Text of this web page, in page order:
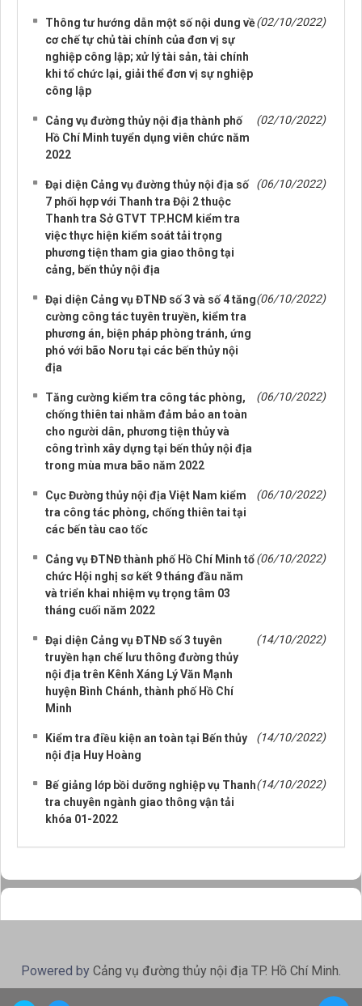
Thông tư hướng dẫn một số nội dung về
cơ chế tự chủ tài chính của đơn vị sự
nghiệp công lập; xử lý tài sản, tài chính
khi tổ chức lại, giải thể đơn vị sự nghiệp
công lập
(02/10/2022)
Cảng vụ đường thủy nội địa thành phố
Hồ Chí Minh tuyển dụng viên chức năm
2022
(02/10/2022)
Đại diện Cảng vụ đường thủy nội địa số
7 phối hợp với Thanh tra Đội 2 thuộc
Thanh tra Sở GTVT TP.HCM kiểm tra
việc thực hiện kiểm soát tải trọng
phương tiện tham gia giao thông tại
cảng, bến thủy nội địa
(06/10/2022)
Đại diện Cảng vụ ĐTNĐ số 3 và số 4 tăng
cường công tác tuyên truyền, kiểm tra
phương án, biện pháp phòng tránh, ứng
phó với bão Noru tại các bến thủy nội
địa
(06/10/2022)
Tăng cường kiểm tra công tác phòng,
chống thiên tai nhằm đảm bảo an toàn
cho người dân, phương tiện thủy và
công trình xây dựng tại bến thủy nội địa
trong mùa mưa bão năm 2022
(06/10/2022)
Cục Đường thủy nội địa Việt Nam kiểm
tra công tác phòng, chống thiên tai tại
các bến tàu cao tốc
(06/10/2022)
Cảng vụ ĐTNĐ thành phố Hồ Chí Minh tổ
chức Hội nghị sơ kết 9 tháng đầu năm
và triển khai nhiệm vụ trọng tâm 03
tháng cuối năm 2022
(06/10/2022)
Đại diện Cảng vụ ĐTNĐ số 3 tuyên
truyền hạn chế lưu thông đường thủy
nội địa trên Kênh Xáng Lý Văn Mạnh
huyện Bình Chánh, thành phố Hồ Chí
Minh
(14/10/2022)
Kiểm tra điều kiện an toàn tại Bến thủy
nội địa Huy Hoàng
(14/10/2022)
Bế giảng lớp bồi dưỡng nghiệp vụ Thanh
tra chuyên ngành giao thông vận tải
khóa 01-2022
(14/10/2022)
Powered by Cảng vụ đường thủy nội địa TP. Hồ Chí Minh.